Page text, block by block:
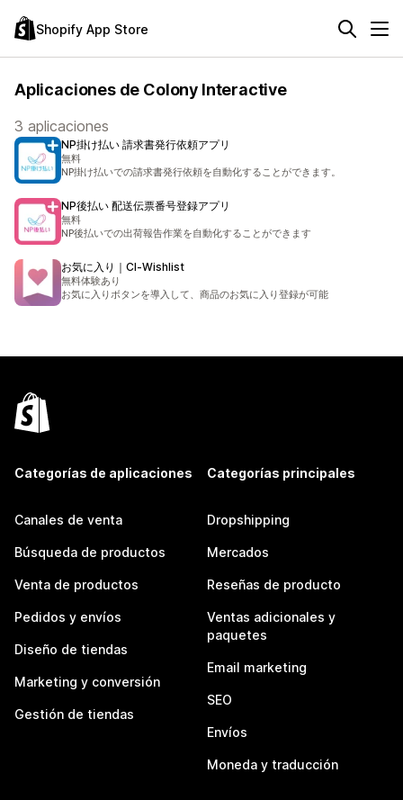
Shopify App Store
Aplicaciones de Colony Interactive
3 aplicaciones
NP掛け払い 請求書発行依頼アプリ
無料
NP掛け払いでの請求書発行依頼を自動化することができます。
NP後払い 配送伝票番号登録アプリ
無料
NP後払いでの出荷報告作業を自動化することができます
お気に入り｜CI‑Wishlist
無料体験あり
お気に入りボタンを導入して、商品のお気に入り登録が可能
Categorías de aplicaciones
Canales de venta
Búsqueda de productos
Venta de productos
Pedidos y envíos
Diseño de tiendas
Marketing y conversión
Gestión de tiendas
Categorías principales
Dropshipping
Mercados
Reseñas de producto
Ventas adicionales y
paquetes
Email marketing
SEO
Envíos
Moneda y traducción